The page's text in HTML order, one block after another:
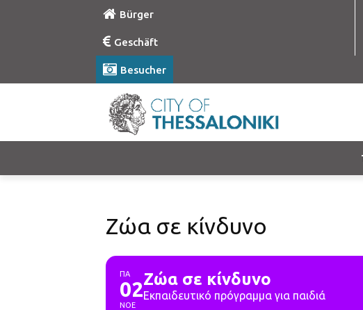
Bürger
Geschäft
Besucher
Ζώα σε κίνδυνο
ΠΑ
02
ΝΟΕ
Ζώα σε κίνδυνο
Εκπαιδευτικό πρόγραμμα για παιδιά